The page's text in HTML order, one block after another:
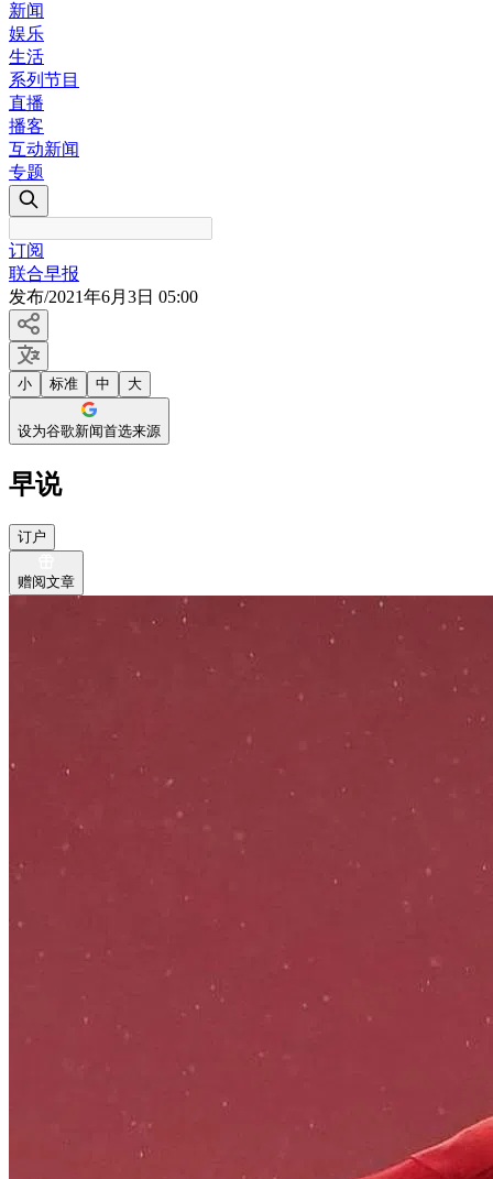
新闻
娱乐
生活
系列节目
直播
播客
互动新闻
专题
订阅
联合早报
发布/2021年6月3日 05:00
小 标准 中 大
设为谷歌新闻首选来源
早说
订户
赠阅文章